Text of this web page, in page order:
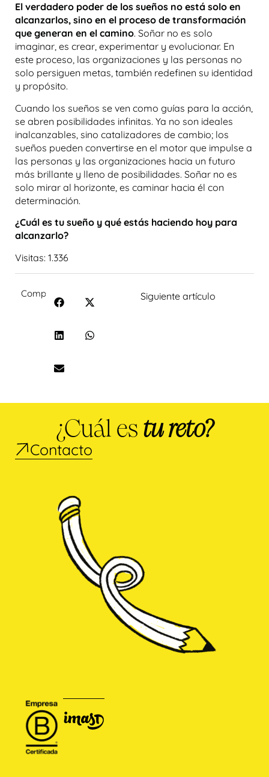
El verdadero poder de los sueños no está solo en
alcanzarlos, sino en el proceso de transformación
que generan en el camino. Soñar no es solo
imaginar, es crear, experimentar y evolucionar. En
este proceso, las organizaciones y las personas no
solo persiguen metas, también redefinen su identidad
y propósito.
Cuando los sueños se ven como guías para la acción,
se abren posibilidades infinitas. Ya no son ideales
inalcanzables, sino catalizadores de cambio; los
sueños pueden convertirse en el motor que impulse a
las personas y las organizaciones hacia un futuro
más brillante y lleno de posibilidades. Soñar no es
solo mirar al horizonte, es caminar hacia él con
determinación.
¿Cuál es tu sueño y qué estás haciendo hoy para
alcanzarlo?
Visitas: 1.336
Compartir: Siguiente artículo
¿Cuál es tu reto?
Contacto